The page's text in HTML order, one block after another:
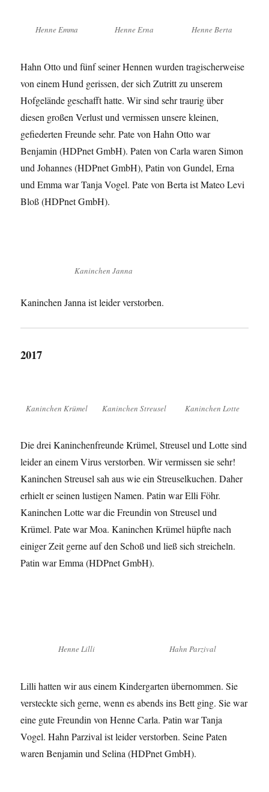
Henne Emma Henne Erna Henne Berta
Hahn Otto und fünf seiner Hennen wurden tragischerweise
von einem Hund gerissen, der sich Zutritt zu unserem
Hofgelände geschafft hatte. Wir sind sehr traurig über
diesen großen Verlust und vermissen unsere kleinen,
gefiederten Freunde sehr. Pate von Hahn Otto war
Benjamin (HDPnet GmbH). Paten von Carla waren Simon
und Johannes (HDPnet GmbH), Patin von Gundel, Erna
und Emma war Tanja Vogel. Pate von Berta ist Mateo Levi
Bloß (HDPnet GmbH).
Kaninchen Janna
Kaninchen Janna ist leider verstorben.
2017
Kaninchen Krümel Kaninchen Streusel Kaninchen Lotte
Die drei Kaninchenfreunde Krümel, Streusel und Lotte sind
leider an einem Virus verstorben. Wir vermissen sie sehr!
Kaninchen Streusel sah aus wie ein Streuselkuchen. Daher
erhielt er seinen lustigen Namen. Patin war Elli Föhr.
Kaninchen Lotte war die Freundin von Streusel und
Krümel. Pate war Moa. Kaninchen Krümel hüpfte nach
einiger Zeit gerne auf den Schoß und ließ sich streicheln.
Patin war Emma (HDPnet GmbH).
Henne Lilli Hahn Parzival
Lilli hatten wir aus einem Kindergarten übernommen. Sie
versteckte sich gerne, wenn es abends ins Bett ging. Sie war
eine gute Freundin von Henne Carla. Patin war Tanja
Vogel. Hahn Parzival ist leider verstorben. Seine Paten
waren Benjamin und Selina (HDPnet GmbH).